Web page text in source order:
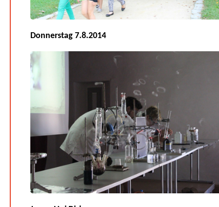
Donnerstag 7.8.2014